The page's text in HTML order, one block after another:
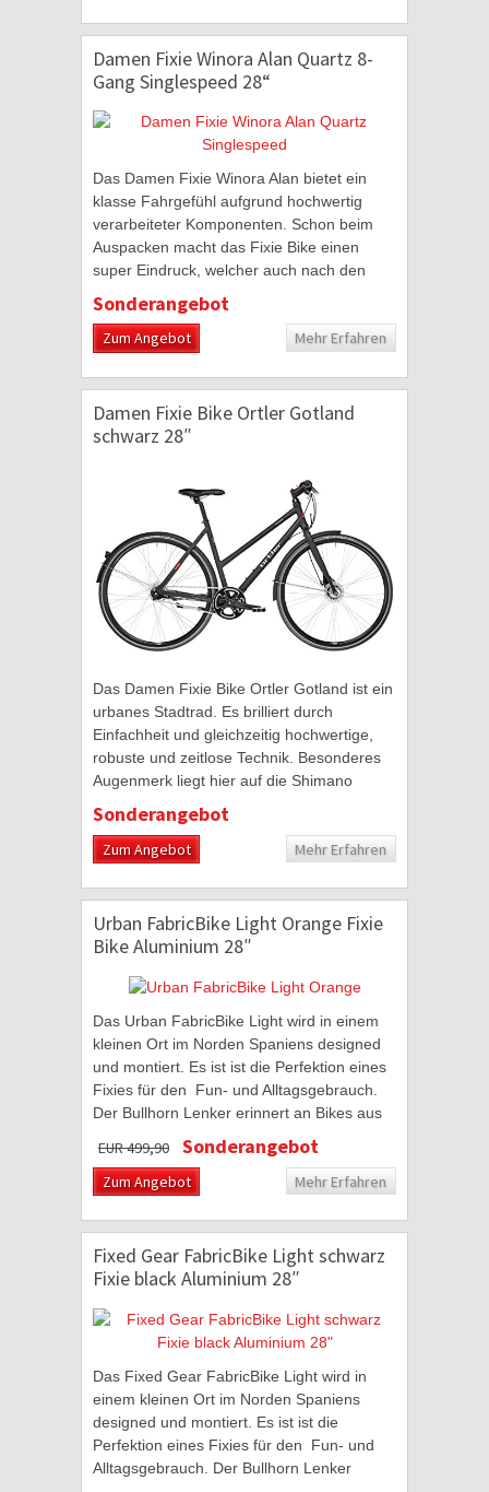
Damen Fixie Winora Alan Quartz 8-
Gang Singlespeed 28“
Das Damen Fixie Winora Alan bietet ein
klasse Fahrgefühl aufgrund hochwertig
verarbeiteter Komponenten. Schon beim
Auspacken macht das Fixie Bike einen
super Eindruck, welcher auch nach den
hervorzuheben...
Sonderangebot
Zum Angebot Mehr Erfahren
Damen Fixie Bike Ortler Gotland
schwarz 28″
Das Damen Fixie Bike Ortler Gotland ist ein
urbanes Stadtrad. Es brilliert durch
Einfachheit und gleichzeitig hochwertige,
robuste und zeitlose Technik. Besonderes
Augenmerk liegt hier auf die Shimano
Nexus Nabe am Hinterrad. Diese zaubert
sage und...
Sonderangebot
Zum Angebot Mehr Erfahren
Urban FabricBike Light Orange Fixie
Bike Aluminium 28″
Das Urban FabricBike Light wird in einem
kleinen Ort im Norden Spaniens designed
und montiert. Es ist ist die Perfektion eines
Fixies für den Fun- und Alltagsgebrauch.
Der Bullhorn Lenker erinnert an Bikes aus
den 70er Jahren und erschafft damit...
EUR 499,90 Sonderangebot
Zum Angebot Mehr Erfahren
Fixed Gear FabricBike Light schwarz
Fixie black Aluminium 28″
Das Fixed Gear FabricBike Light wird in
einem kleinen Ort im Norden Spaniens
designed und montiert. Es ist ist die
Perfektion eines Fixies für den Fun- und
Alltagsgebrauch. Der Bullhorn Lenker